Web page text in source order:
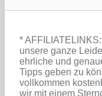
*
unsere ganze
ehrliche und
Tipps geben zu
vollkommen
wir mit einem